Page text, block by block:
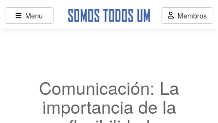
Comunicación: La
importancia de la
Menu Membros